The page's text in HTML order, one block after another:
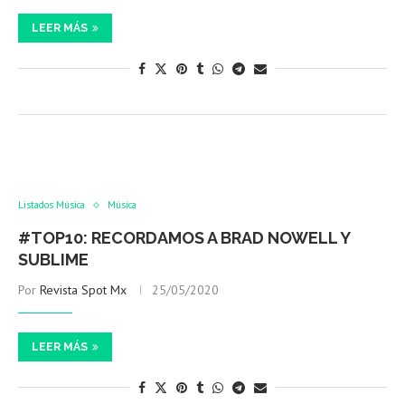
LEER MÁS
Listados Música Música
#TOP10: RECORDAMOS A BRAD NOWELL Y
SUBLIME
Por Revista Spot Mx 25/05/2020
LEER MÁS